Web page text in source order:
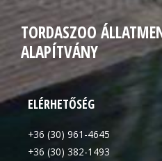
TORDASZOO
ALAPÍTVÁNY
ELÉRHETŐSÉG
+36 (30) 961-4645
+36 (30) 382-1493